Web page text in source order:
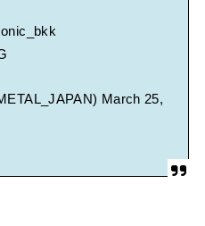
March 25,